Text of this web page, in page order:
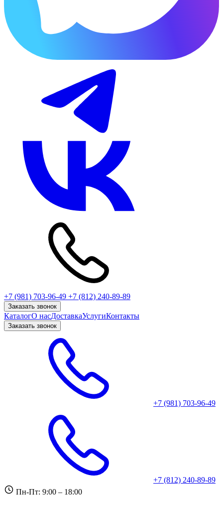
+7 (981) 703-96-49 +7 (812) 240-89-89
Заказать звонок
КаталогО насДоставкаУслугиКонтакты
Заказать звонок
+7 (981) 703-96-49
+7 (812) 240-89-89
Пн-Пт: 9:00 – 18:00